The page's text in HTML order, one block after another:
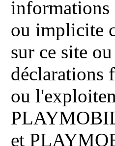
informations
ou implicite
sur ce site
déclarations
ou
et